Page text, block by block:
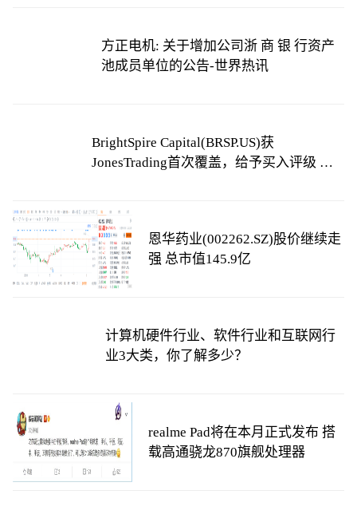
方正电机: 关于增加公司浙 商 银 行资产
池成员单位的公告-世界热讯
BrightSpire Capital(BRSP.US)获
JonesTrading首次覆盖，给予买入评级 天
恩华药业(002262.SZ)股价继续走
强 总市值145.9亿
计算机硬件行业、软件行业和互联网行
业3大类，你了解多少？
realme Pad将在本月正式发布 搭
载高通骁龙870旗舰处理器